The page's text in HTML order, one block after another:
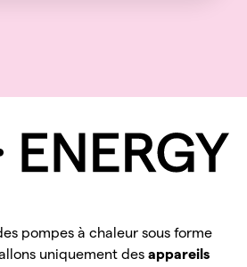
pompes à chaleur sous forme
uniquement des appareils